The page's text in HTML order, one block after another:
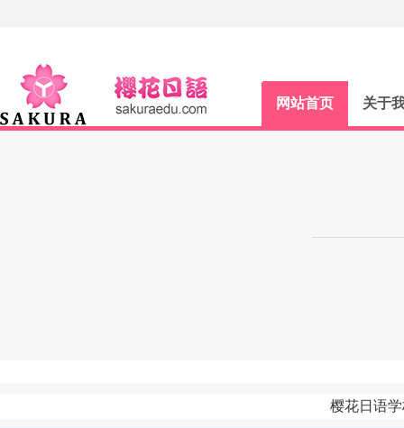
网站首页 关于
樱花日语